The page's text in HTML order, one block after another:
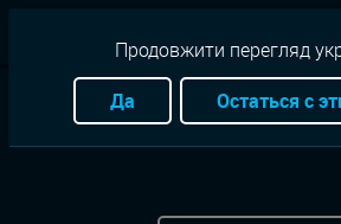
Киев Ужасы С
Станция смерти ( детский )
Продовжити перегляд
Да
Остаться с